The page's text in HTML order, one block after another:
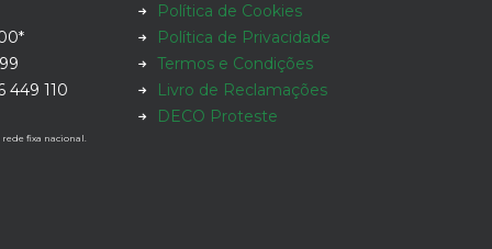
449 110
fixa nacional.
Política de Cookies
Política de Privacidade
Termos e Condições
Livro de Reclamações
DECO Proteste